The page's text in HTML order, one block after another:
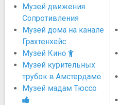
Музей движения
Сопротивления
Музей дома на канале
Грахтенхейс
Музей Кино
Музей курительных
трубок в Амстердаме
Музей мадам Тюссо